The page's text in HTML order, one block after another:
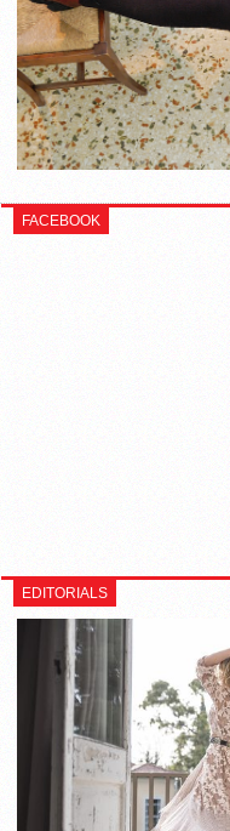
FACEBOOK
EDITORIALS